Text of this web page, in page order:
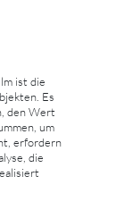
ist die
Es
den Wert
um
erfordern
die